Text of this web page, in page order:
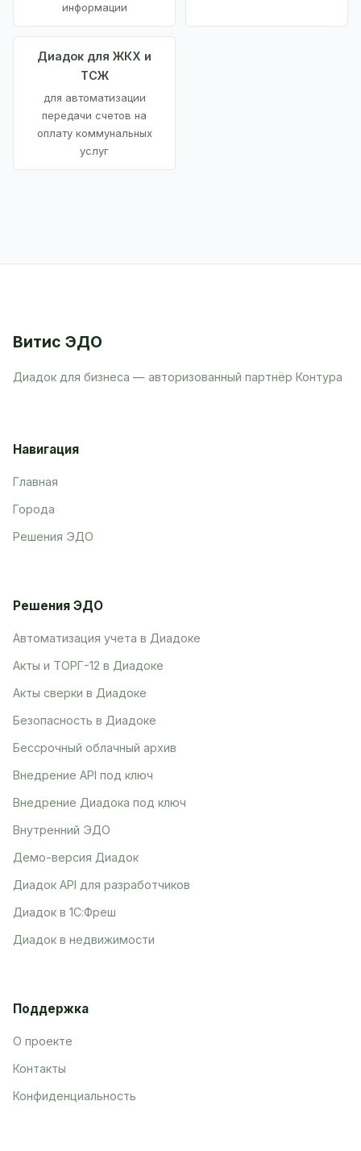
информации
Диадок для ЖКХ и
ТСЖ
для автоматизации
передачи счетов на
оплату коммунальных
услуг
Витис ЭДО
Диадок для бизнеса — авторизованный партнёр Контура
Навигация
Главная
Города
Решения ЭДО
Решения ЭДО
Автоматизация учета в Диадоке
Акты и ТОРГ-12 в Диадоке
Акты сверки в Диадоке
Безопасность в Диадоке
Бессрочный облачный архив
Внедрение API под ключ
Внедрение Диадока под ключ
Внутренний ЭДО
Демо-версия Диадок
Диадок API для разработчиков
Диадок в 1С:Фреш
Диадок в недвижимости
Поддержка
О проекте
Контакты
Конфиденциальность